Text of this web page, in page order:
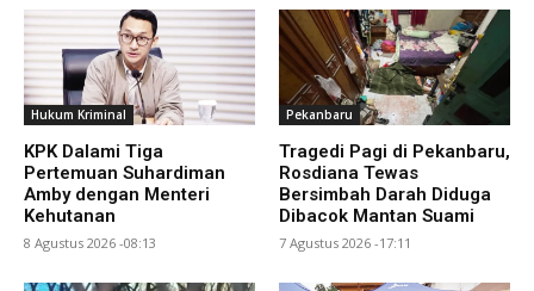
Hukum Kriminal
KPK Dalami Tiga
Pertemuan Suhardiman
Amby dengan Menteri
Kehutanan
8 Agustus 2026 -08:13
Pekanbaru
Tragedi Pagi di Pekanbaru,
Rosdiana Tewas
Bersimbah Darah Diduga
Dibacok Mantan Suami
7 Agustus 2026 -17:11